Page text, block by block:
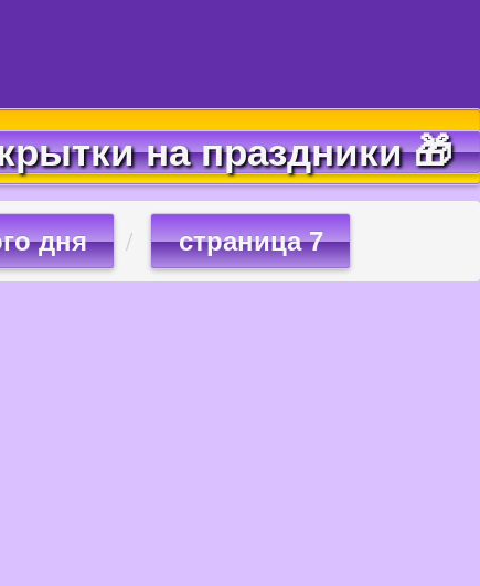
на праздники 🎁
дня страница 7